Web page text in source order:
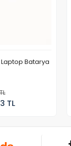
Laptop Batarya
TL